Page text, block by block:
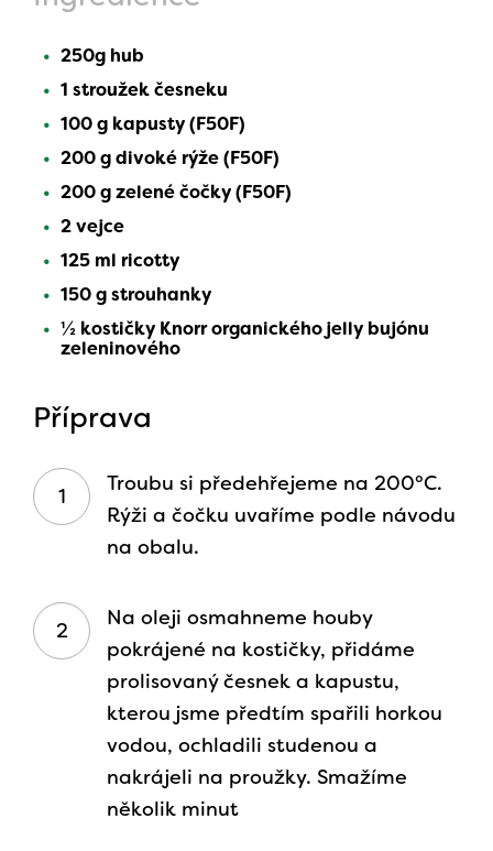
250g hub
1 stroužek česneku
100 g kapusty (F50F)
200 g divoké rýže (F50F)
200 g zelené čočky (F50F)
2 vejce
125 ml ricotty
150 g strouhanky
½ kostičky Knorr organického jelly bujónu
zeleninového
Příprava
Troubu si předehřejeme na 200°C.
Rýži a čočku uvaříme podle návodu
na obalu.
Na oleji osmahneme houby
pokrájené na kostičky, přidáme
prolisovaný česnek a kapustu,
kterou jsme předtím spařili horkou
vodou, ochladili studenou a
nakrájeli na proužky. Smažíme
několik minut